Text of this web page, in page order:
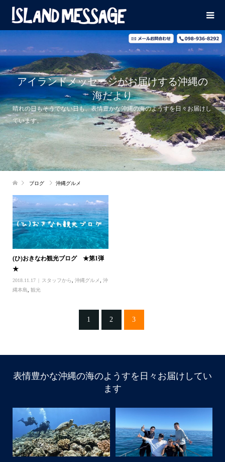
アイランドメッセージがお届けする沖縄の
海だより
晴れの日もそうでない日も、表情豊かな沖縄の海のようすを日々お届けし
ています。
ブログ 沖縄グルメ
(ひ)おきなわ観光ブログ ★第1弾
★
2018.11.17 スタッフから, 沖縄グルメ, 沖
縄本島, 観光
1 2 3
表情豊かな沖縄の海のようすを日々お届けしてい
ます